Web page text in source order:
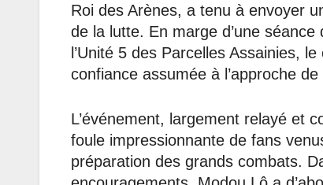
Roi des Arènes, a tenu à envoyer
de la lutte. En marge d’une
l’Unité 5 des Parcelles Assainies,
confiance assumée à l’approche
L’événement, largement relayé et
foule impressionnante de fans
préparation des grands combats.